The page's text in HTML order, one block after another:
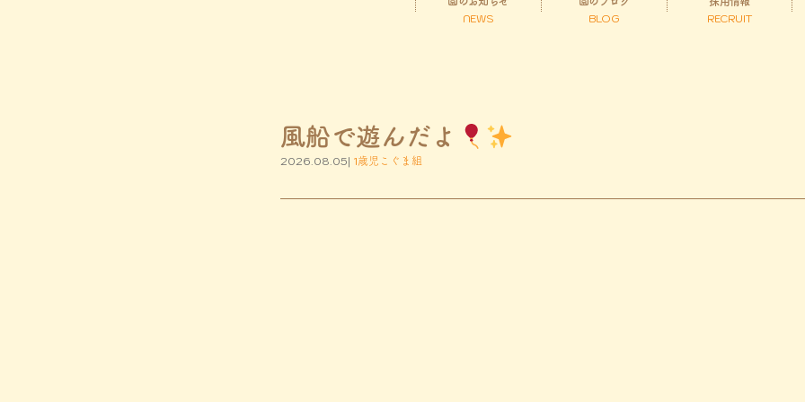
NEWS
BLOG
RECRUIT
風船で遊んだよ
2026.08.05| 1歳児こぐま組